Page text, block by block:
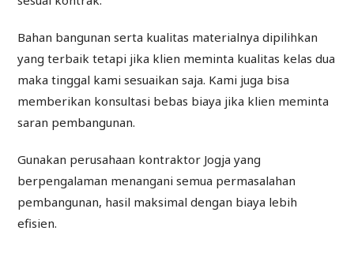
Bahan bangunan serta kualitas materialnya dipilihkan
yang terbaik tetapi jika klien meminta kualitas kelas dua
maka tinggal kami sesuaikan saja. Kami juga bisa
memberikan konsultasi bebas biaya jika klien meminta
saran pembangunan.
Gunakan perusahaan kontraktor Jogja yang
berpengalaman menangani semua permasalahan
pembangunan, hasil maksimal dengan biaya lebih
efisien.